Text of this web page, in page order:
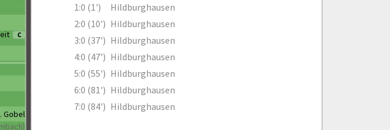
C
Gobel
1:0 (1')
Hildburghausen
2:0 (10') Hildburghausen
3:0 (37') Hildburghausen
4:0 (47') Hildburghausen
5:0 (55') Hildburghausen
6:0 (81') Hildburghausen
7:0 (84') Hildburghausen